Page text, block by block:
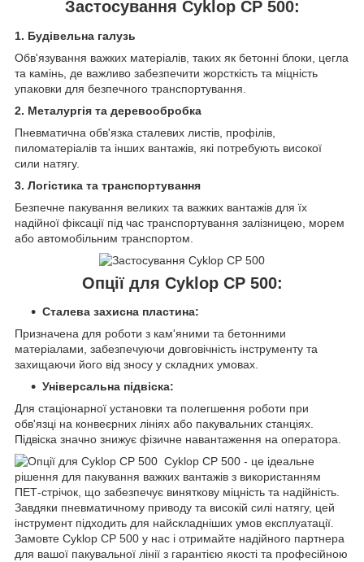
Застосування Cyklop CP 500:
1. Будівельна галузь
Обв'язування важких матеріалів, таких як бетонні блоки, цегла
та камінь, де важливо забезпечити жорсткість та міцність
упаковки для безпечного транспортування.
2. Металургія та деревообробка
Пневматична обв'язка сталевих листів, профілів,
пиломатеріалів та інших вантажів, які потребують високої
сили натягу.
3. Логістика та транспортування
Безпечне пакування великих та важких вантажів для їх
надійної фіксації під час транспортування залізницею, морем
або автомобільним транспортом.
Опції для Cyklop CP 500:
Сталева захисна пластина:
Призначена для роботи з кам'яними та бетонними
матеріалами, забезпечуючи довговічність інструменту та
захищаючи його від зносу у складних умовах.
Універсальна підвіска:
Для стаціонарної установки та полегшення роботи при
обв'язці на конвеєрних лініях або пакувальних станціях.
Підвіска значно знижує фізичне навантаження на оператора.
Cyklop CP 500 - це ідеальне
рішення для пакування важких вантажів з використанням
ПЕТ-стрічок, що забезпечує виняткову міцність та надійність.
Завдяки пневматичному приводу та високій силі натягу, цей
інструмент підходить для найскладніших умов експлуатації.
Замовте Cyklop CP 500 у нас і отримайте надійного партнера
для вашої пакувальної лінії з гарантією якості та професійною